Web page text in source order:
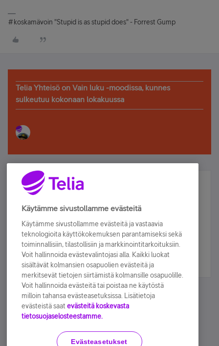
#koskamävoin "Stupid is as stupid does" - Forrest Gump
Telia Yhteisö on Vain luku -moodissa, kunnes
sulkeutuu kokonaan lokakuussa
Älä jää paitsi – osallistu ja voita!
Tilaa Telian uutiskirje ja olet mukana arvonnassa.
sähköpostiisi.
Tilaa nyt
Käyttöehdot Accessibility statement
Käytämme sivustollamme evästeitä
Käytämme sivustollamme evästeitä ja vastaavia
teknologioita käyttökokemuksen parantamiseksi sekä
toiminnallisiin, tilastollisiin ja markkinointitarkoituksiin.
Voit hallinnoida evästevalintojasi alla. Kaikki luokat
sisältävät kolmansien osapuolien evästeitä ja
merkitsevät tietojen siirtämistä kolmansille osapuolille.
Voit hallinnoida evästeitä tai poistaa ne käytöstä
milloin tahansa evästeasetuksissa. Lisätietoja
evästeistä saat evästeitä koskevasta
tietosuojaselosteestamme.
Evästeasetukset